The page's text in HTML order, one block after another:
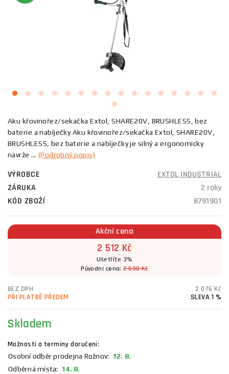
Aku křovinořez/sekačka Extol, SHARE20V, BRUSHLESS, bez
baterie a nabíječky Aku křovinořez/sekačka Extol, SHARE20V,
BRUSHLESS, bez baterie a nabíječky je silný a ergonomicky
navrže ... (Podrobný popis)
VÝROBCE
EXTOL INDUSTRIAL
ZÁRUKA
2 roky
KÓD ZBOŽÍ
8791901
Akční cena
2 512 Kč
Ušetříte 3%
Původní cena:2 590 Kč
BEZ DPH
2 076 Kč
PŘI PLATBĚ PŘEDEM
SLEVA 1 %
Skladem
Možnosti a termíny doručení:
Osobní odběr prodejna Rožnov: 12. 8.
Odběrná místa: 14. 8.